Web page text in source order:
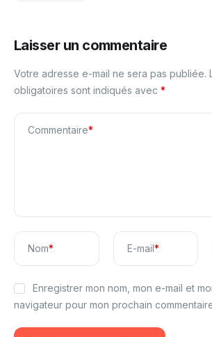
Laisser un commentaire
Votre adresse e-mail ne sera pas publiée.
obligatoires sont indiqués avec *
Commentaire*
Nom* E-mail*
Enregistrer mon nom, mon e-mail et
navigateur pour mon prochain